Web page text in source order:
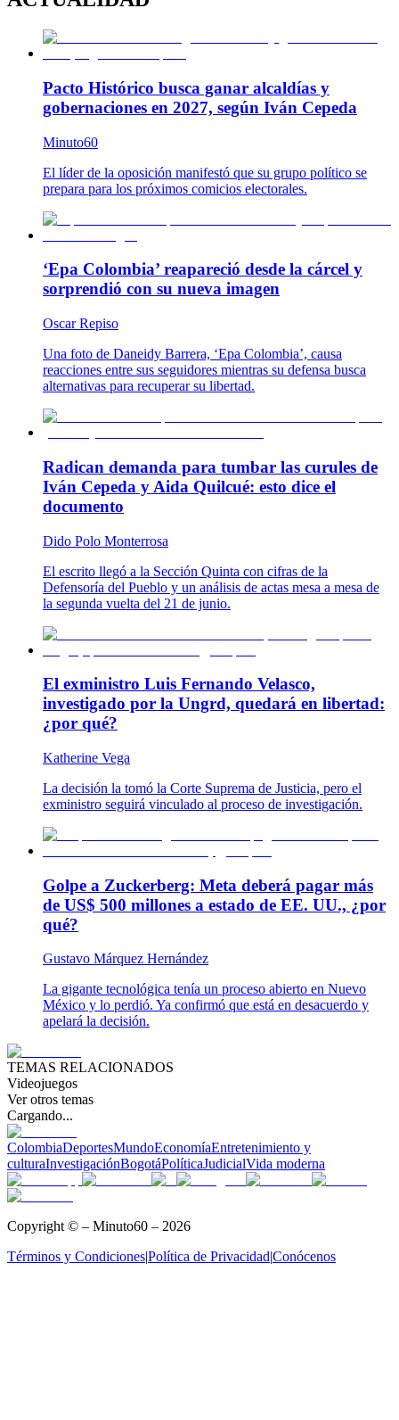
Pacto Histórico busca ganar alcaldías y
gobernaciones en 2027, según Iván Cepeda
Minuto60
El líder de la oposición manifestó que su grupo político se
prepara para los próximos comicios electorales.
‘Epa Colombia’ reapareció desde la cárcel y
sorprendió con su nueva imagen
Oscar Repiso
Una foto de Daneidy Barrera, ‘Epa Colombia’, causa
reacciones entre sus seguidores mientras su defensa busca
alternativas para recuperar su libertad.
Radican demanda para tumbar las curules de
Iván Cepeda y Aida Quilcué: esto dice el
documento
Dido Polo Monterrosa
El escrito llegó a la Sección Quinta con cifras de la
Defensoría del Pueblo y un análisis de actas mesa a mesa de
la segunda vuelta del 21 de junio.
El exministro Luis Fernando Velasco,
investigado por la Ungrd, quedará en libertad:
¿por qué?
Katherine Vega
La decisión la tomó la Corte Suprema de Justicia, pero el
exministro seguirá vinculado al proceso de investigación.
Golpe a Zuckerberg: Meta deberá pagar más
de US$ 500 millones a estado de EE. UU., ¿por
qué?
Gustavo Márquez Hernández
La gigante tecnológica tenía un proceso abierto en Nuevo
México y lo perdió. Ya confirmó que está en desacuerdo y
apelará la decisión.
TEMAS RELACIONADOS
Videojuegos
Ver otros temas
Cargando...
ColombiaDeportesMundoEconomíaEntretenimiento y
culturaInvestigaciónBogotáPolíticaJudicialVida moderna
Copyright © – Minuto60 – 2026
Términos y Condiciones|Política de Privacidad|Conócenos